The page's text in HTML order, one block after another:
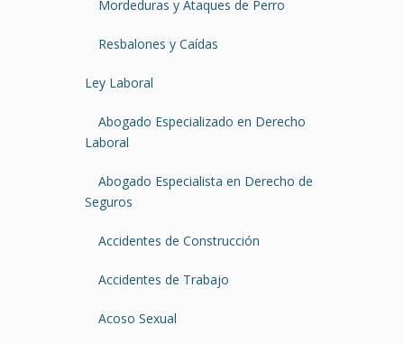
Mordeduras y Ataques de Perro
Resbalones y Caídas
Ley Laboral
Abogado Especializado en Derecho
Laboral
Abogado Especialista en Derecho de
Seguros
Accidentes de Construcción
Accidentes de Trabajo
Acoso Sexual